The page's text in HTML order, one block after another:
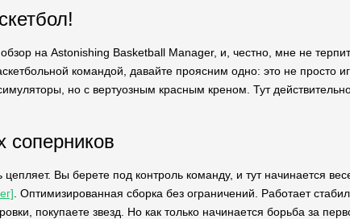
на Astonishing Basketball Manager, и, честно, мне не
командой, давайте проясним одно: это не просто
но с вертуозным красным креном. Тут
соперников
Вы берете под контроль команду, и тут начинается
. Оптимизированная сборка без ограничений. Работает
покупаете звезд. Но как только начинается борьба за